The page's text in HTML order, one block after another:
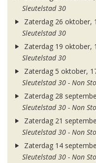
Sleutelstad 30
Zaterdag 26 oktober,
Sleutelstad 30
Zaterdag 19 oktober,
Sleutelstad 30
Zaterdag 5 oktober,
Sleutelstad 30 - Non
Zaterdag 28
Sleutelstad 30 - Non
Zaterdag 21
Sleutelstad 30 - Non
Zaterdag 14
Sleutelstad 30 - Non